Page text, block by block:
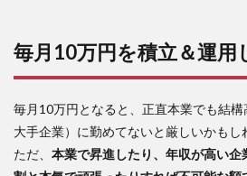
毎月10万円を積立＆運用
毎月10万円となると、正直本業でも結
大手企業）に勤めてないと厳しいかもし
ただ、 本業で昇進したり、年収が高い